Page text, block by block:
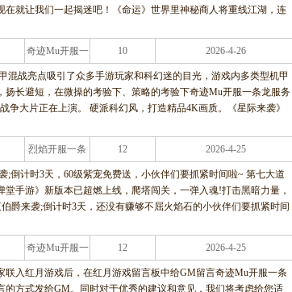
就让我们一起揭迷吧！《命运》世界里神秘商人将重线江湖，连
奇迹Mu开服一
条龙服务
10 2026-4-26
战亮点吸引了众多手游玩家和科幻迷的目光，游戏内多类型机甲
长避短，在微操的考验下、策略的考验下奇迹Mu开服一条龙服务
大片正在上演。 硬派科幻风，打造精品4K画质。《星际来袭》
烈焰开服一条
龙服务
12 2026-4-25
倒计时3天，60级紫宠免费送，小伙伴们要抓紧时间啦~ 第七大道
手游》新版本已超燃上线，爬塔闯关，一弹入魂!打击黑暗力量，
爵来袭;倒计时3天，还没有赚够不屈火焰石的小伙伴们要抓紧时间
奇迹Mu开服一
条龙服务
12 2026-4-25
入红月游戏后，在红月游戏留言板中给GM留言奇迹Mu开服一条
方式发给GM。同时对于优秀的建议和意见，我们将考虑给您适